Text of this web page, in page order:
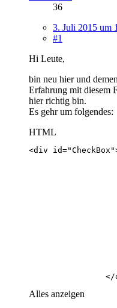
36
3. Juli 2015 um
#1
Hi Leute,
bin neu hier und
Erfahrung mit diesem
hier richtig bin.
Es gehr um folgendes:
HTML
Alles anzeigen